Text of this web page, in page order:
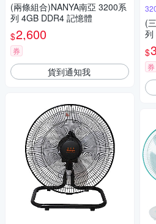
(兩條組合)NANYA南亞 3200系
列 4GB DDR4 記憶體
$2,600
券
貨到通知我
(
列
$
券